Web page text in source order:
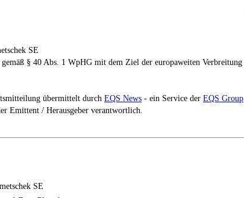
SE
§ 40 Abs. 1 WpHG mit dem Ziel der europaweiten Verbreitung
übermittelt durch EQS News - ein Service der EQS Group
Emittent / Herausgeber verantwortlich.
SE